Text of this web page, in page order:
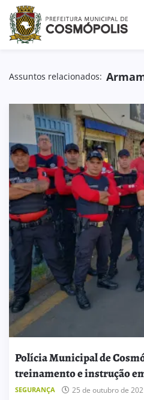
Assuntos relacionados:
Polícia Municipal de
treinamento e instrução
SEGURANÇA 25 de outubro de